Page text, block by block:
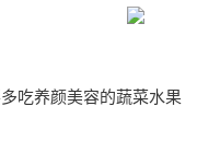
吃养颜美容的蔬菜水果